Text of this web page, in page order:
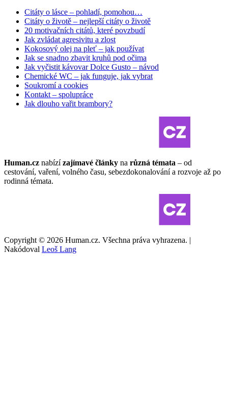
Citáty o lásce – pohladí, pomohou…
Citáty o životě – nejlepší citáty o životě
20 motivačních citátů, které povzbudí
Jak zvládat agresivitu a zlost
Kokosový olej na pleť – jak používat
Jak se snadno zbavit kruhů pod očima
Jak vyčistit kávovar Dolce Gusto – návod
Chemické WC – jak funguje, jak vybrat
Soukromí a cookies
Kontakt – spolupráce
Jak dlouho vařit brambory?
Human.cz nabízízajímavé články na různá témata – od
cestování, vaření, volného času, sebezdokonalování a rozvoje až po
rodinná témata.
Copyright © 2026 Human.cz. Všechna práva vyhrazena. |
Nakódoval Leoš Lang